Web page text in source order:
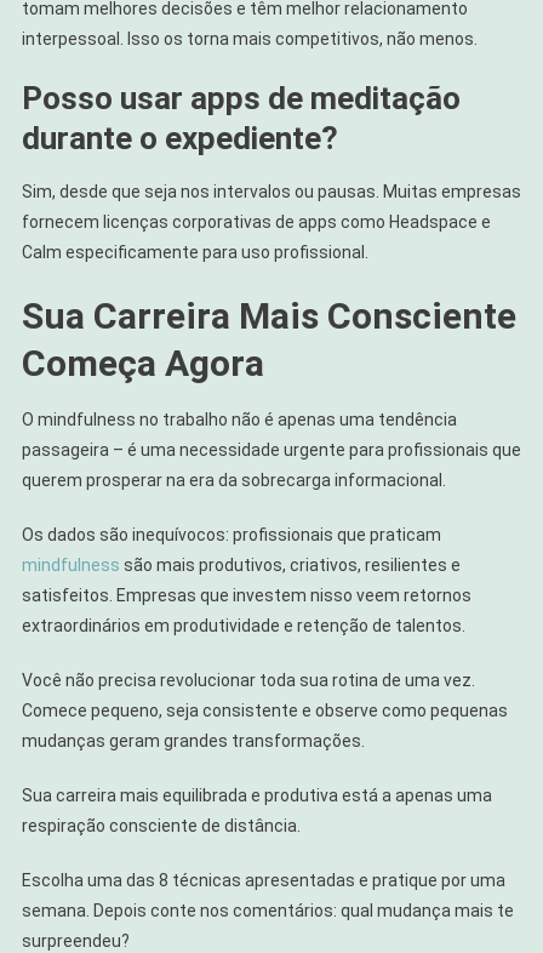
tomam melhores decisões e têm melhor relacionamento
interpessoal. Isso os torna mais competitivos, não menos.
Posso usar apps de meditação
durante o expediente?
Sim, desde que seja nos intervalos ou pausas. Muitas empresas
fornecem licenças corporativas de apps como Headspace e
Calm especificamente para uso profissional.
Sua Carreira Mais Consciente
Começa Agora
O mindfulness no trabalho não é apenas uma tendência
passageira – é uma necessidade urgente para profissionais que
querem prosperar na era da sobrecarga informacional.
Os dados são inequívocos: profissionais que praticam
mindfulness são mais produtivos, criativos, resilientes e
satisfeitos. Empresas que investem nisso veem retornos
extraordinários em produtividade e retenção de talentos.
Você não precisa revolucionar toda sua rotina de uma vez.
Comece pequeno, seja consistente e observe como pequenas
mudanças geram grandes transformações.
Sua carreira mais equilibrada e produtiva está a apenas uma
respiração consciente de distância.
Escolha uma das 8 técnicas apresentadas e pratique por uma
semana. Depois conte nos comentários: qual mudança mais te
surpreendeu?